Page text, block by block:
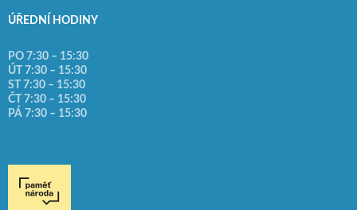
ÚŘEDNÍ HODINY
PO 7:30 – 15:30
ÚT 7:30 – 15:30
ST 7:30 – 15:30
ČT 7:30 – 15:30
PÁ 7:30 – 15:30